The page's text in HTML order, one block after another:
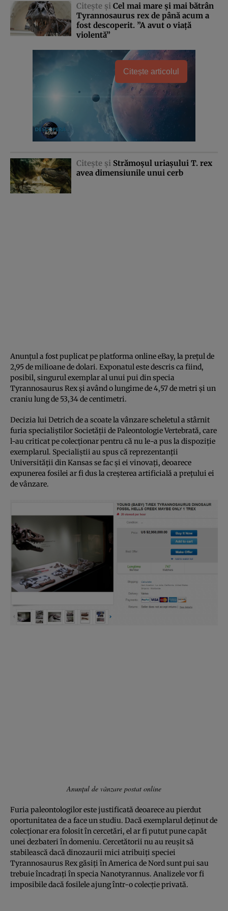
Citeşte şi Cel mai mare şi mai bătrân
Tyrannosaurus rex de până acum a
fost descoperit. ”A avut o viaţă
violentă”
Citește articolul
Citeşte şi Strămoşul uriaşului T. rex
avea dimensiunile unui cerb
Anunţul a fost puplicat pe platforma online eBay, la preţul de
2,95 de milioane de dolari. Exponatul este descris ca fiind,
posibil, singurul exemplar al unui pui din specia
Tyrannosaurus Rex şi având o lungime de 4,57 de metri şi un
craniu lung de 53,34 de centimetri.
Decizia lui Detrich de a scoate la vânzare scheletul a stârnit
furia specialiştilor Societăţii de Paleontologie Vertebrată, care
l-au criticat pe colecţionar pentru că nu le-a pus la dispoziţie
exemplarul. Specialiştii au spus că reprezentanţii
Universităţii din Kansas se fac şi ei vinovaţi, deoarece
expunerea fosilei ar fi dus la creşterea artificială a preţului ei
de vânzare.
Anunţul de vânzare postat online
Furia paleontologilor este justificată deoarece au pierdut
oportunitatea de a face un studiu. Dacă exemplarul deţinut de
colecţionar era folosit în cercetări, el ar fi putut pune capăt
unei dezbateri în domeniu. Cercetătorii nu au reuşit să
stabilească dacă dinozaurii mici atribuiţi speciei
Tyrannosaurus Rex găsiţi în America de Nord sunt pui sau
trebuie încadraţi în specia Nanotyrannus. Analizele vor fi
imposibile dacă fosilele ajung într-o colecţie privată.